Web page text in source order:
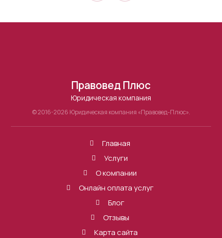
Правовед Плюс
Юридическая компания
© 2016-2026 Юридическая компания «Правовед-Плюс».
Главная
Услуги
О компании
Онлайн оплата услуг
Блог
Отзывы
Карта сайта